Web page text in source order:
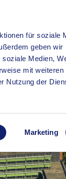
für soziale
geben wir
Medien,
mit weiteren
Nutzung der
Marketing
BILDUNG